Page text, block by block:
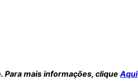
Para mais informações, cliqueAqui